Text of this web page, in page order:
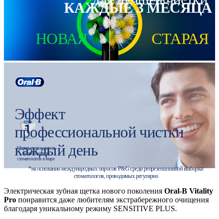
КАЖДЫЕ 3 МЕСЯЦА
НОВАЯ СТАРАЯ
Эффект
профессиональной чистки
каждый день
Марка, используемая
большинством
стоматологов в мире
*на основании международных опросов P&G среди репрезентативной выборки
стоматологов, проводимых регулярно
Электрическая зубная щетка нового поколения Oral-B Vitality
Pro понравится даже любителям экстрабережного очищения
благодаря уникальному режиму SENSITIVE PLUS.